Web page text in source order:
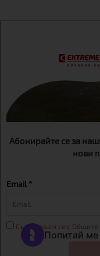
Абонирайте се за
нови
Email *
Съгласявам се с Общите
Екстрем спорт ЕООД,
гр. София, Овча
гр.София,бул.